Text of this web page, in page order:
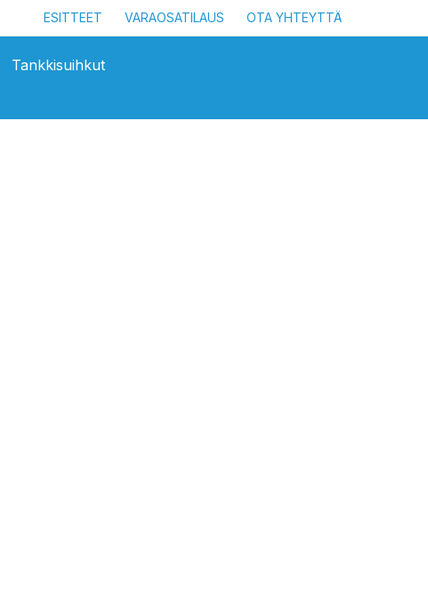
ESITTEET VARAOSATILAUS OTA YHTEYTTÄ
Tankkisuihkut